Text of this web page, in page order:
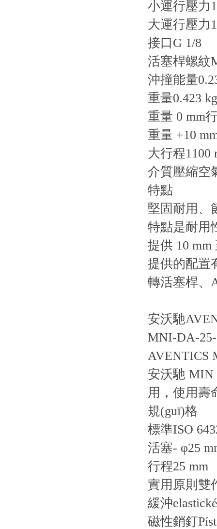
小運行壓力
大運行壓力
接口G 1/8
活塞桿螺紋
沖撞能量
重量0.423 kg
重量 0 mm
重量 +10
大行程1100
介質壓縮空
特點
堅固耐用、
特點是耐用
提供 10 mm
提供的配置
轉活塞桿、
安沃馳
MNI-DA-25-
AVENTICS
安沃馳 MIN
用，使用壽
規(guī)格
標準ISO
活塞- φ25
行程25 mm
實用原則雙
緩沖
磁性銷釘